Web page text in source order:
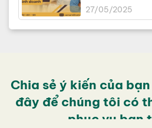
27/05/2025
Chia sẻ ý kiến của
đây để chúng tôi có
phục vụ bạn